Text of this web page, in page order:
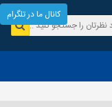
کانال ما در تلگرام